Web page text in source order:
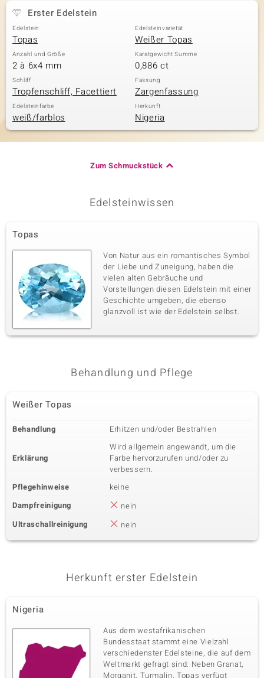
Erster Edelstein
Edelstein
Topas
Edelsteinvarietät
Weißer Topas
Anzahl und Größe
2 à 6x4 mm
Karatgewicht Summe
0,886 ct
Schliff
Tropfenschliff, Facettiert
Fassung
Zargenfassung
Edelsteinfarbe
weiß/farblos
Herkunft
Nigeria
Zum Schmuckstück
Edelsteinwissen
Topas
Von Natur aus ein romantisches Symbol
der Liebe und Zuneigung, haben die
vielen alten Gebräuche und
Vorstellungen diesen Edelstein mit einer
Geschichte umgeben, die ebenso
glanzvoll ist wie der Edelstein selbst.
Behandlung und Pflege
Weißer Topas
Behandlung Erhitzen und/oder Bestrahlen
Erklärung
Wird allgemein angewandt, um die
Farbe hervorzurufen und/oder zu
verbessern.
Pflegehinweise
keine
Dampfreinigung
nein
Ultraschallreinigung
nein
Herkunft erster Edelstein
Nigeria
Aus dem westafrikanischen
Bundesstaat stammt eine Vielzahl
verschiedenster Edelsteine, die auf dem
Weltmarkt gefragt sind: Neben Granat,
Morganit, Turmalin, Topas verfügt